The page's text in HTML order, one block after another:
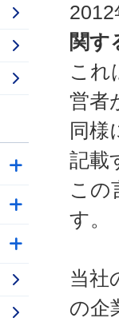
関す
これ
営者
同様
記載
この
す。
当社
の企